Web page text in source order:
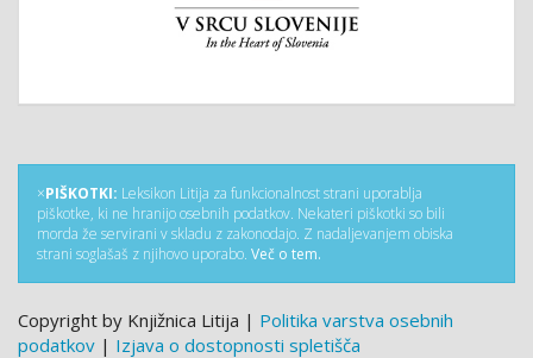
×PIŠKOTKI: Leksikon Litija za funkcionalnost strani uporablja
piškotke, ki ne hranijo osebnih podatkov. Nekateri piškotki so bili
morda že servirani v skladu z zakonodajo. Z nadaljevanjem obiska
strani soglašaš z njihovo uporabo. Več o tem.
Copyright by Knjižnica Litija | Politika varstva osebnih
podatkov | Izjava o dostopnosti spletišča